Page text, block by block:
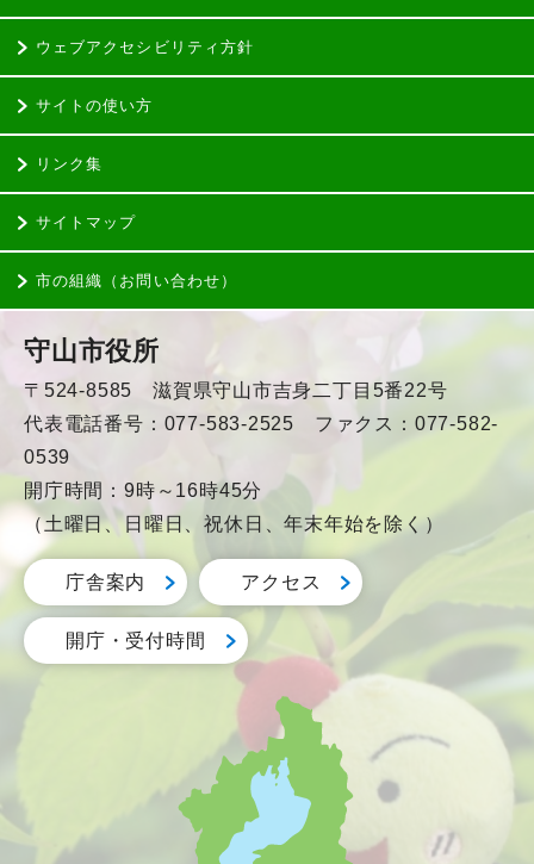
ウェブアクセシビリティ方針
サイトの使い方
リンク集
サイトマップ
市の組織（お問い合わせ）
守山市役所
〒524-8585 滋賀県守山市吉身二丁目5番22号
代表電話番号：077-583-2525 ファクス：077-582-
0539
開庁時間：9時～16時45分
（土曜日、日曜日、祝休日、年末年始を除く）
庁舎案内 アクセス
開庁・受付時間